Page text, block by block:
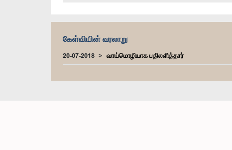
கேள்வியின் வரலாறு
20-07-2018 வாய்மொழியாக பதிலளித்தார்